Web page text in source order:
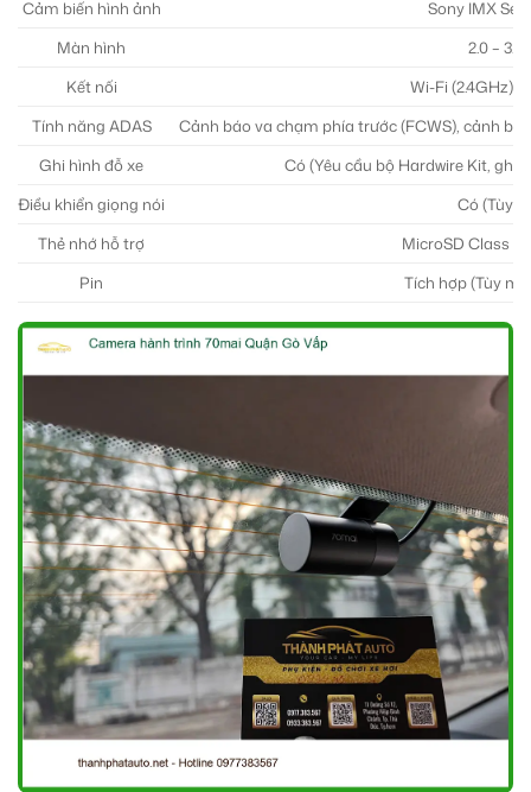
Cảm biến hình ảnh
Sony IMX
Màn hình
2.0 –
Kết nối
Wi-Fi (2.4GHz),
Tính năng ADAS
Cảnh báo va chạm phía trước (FCWS), cảnh
Ghi hình đỗ xe
Có (Yêu cầu bộ Hardwire Kit, ghi
Điều khiển giọng nói
Có (Tùy
Thẻ nhớ hỗ trợ
MicroSD Class
Pin
Tích hợp (Tùy